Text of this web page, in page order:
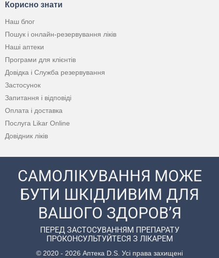
Корисно знати
Наш блог
Пошук і онлайн-резервування ліків
Наші аптеки
Програми для клієнтів
Довідка і Служба резервування
Застосунок
Запитання і відповіді
Оплата і доставка
Послуга Likar Online
Довідник ліків
САМОЛІКУВАННЯ МОЖЕ
БУТИ ШКІДЛИВИМ ДЛЯ
ВАШОГО ЗДОРОВ’Я
ПЕРЕД ЗАСТОСУВАННЯМ ПРЕПАРАТУ
ПРОКОНСУЛЬТУЙТЕСЯ З ЛІКАРЕМ
© 2020 - 2026 Аптека D.S. Усі права захищені